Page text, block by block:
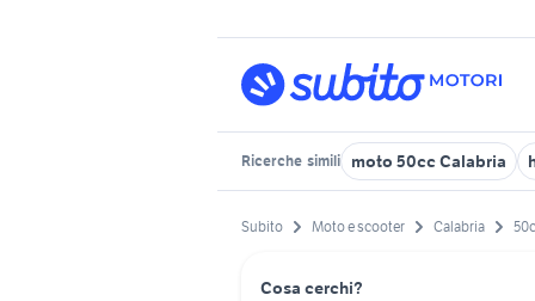
Ricerche simili moto 50cc Calabria
Subito Moto e scooter Calabria
Cosa cerchi?